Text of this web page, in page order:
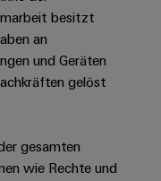
besitzt
an
und Geräten
gelöst
gesamten
wie Rechte und